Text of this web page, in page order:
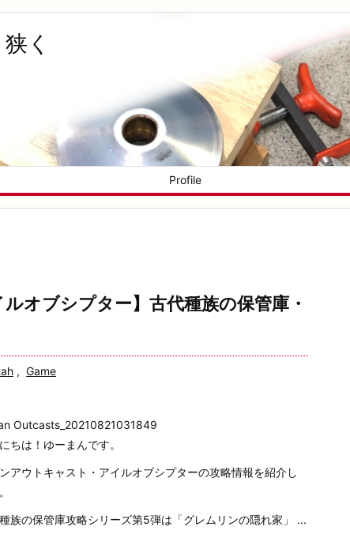
く
Profile
オブシプター】古代種族の保管庫・
, Game
Outcasts_20210821031849
ちは！ゆーまんです。
アウトキャスト・アイルオブシプターの攻略情報を紹介し
族の保管庫攻略シリーズ第5弾は「グレムリンの隠れ家」 ...